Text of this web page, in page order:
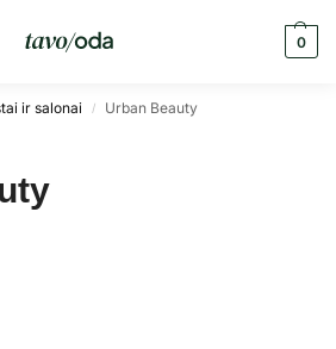
0
ir salonai / Urban Beauty